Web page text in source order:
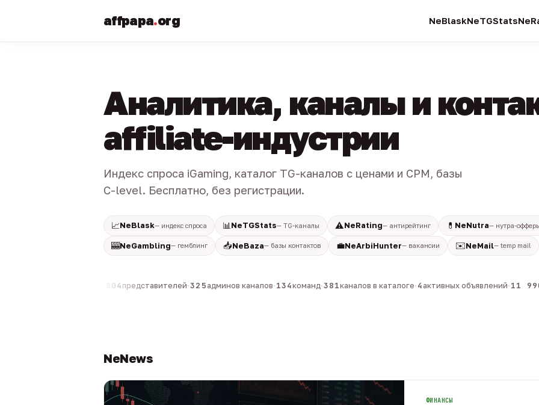
affpapa.org NeBlaskNeTGStats
Аналитика, каналы и
affiliate-индустрии
Индекс спроса iGaming, каталог TG-каналов с ценами и CPM, базы
C-level. Бесплатно, без регистрации.
📈NeBlask— индекс спроса 📊 NeTGStats— TG-каналы ⚠️NeRating— антирейтинг 💊 NeNutra— нутра-
🎰NeGambling— гемблинг 📥NeBaza— базы контактов 💼NeArbiHunter— вакансии ✉️NeMail— temp mail
804представителей·325админов каналов·134команд·381каналов в каталоге·4активных объявлений·11 990
NeNews
ФИНАНСЫ